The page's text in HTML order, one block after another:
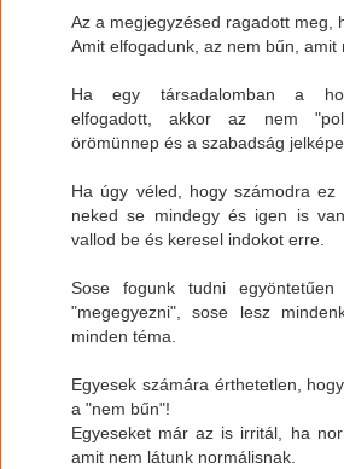
Az a megjegyzésed ragadott meg,
Amit elfogadunk, az nem bűn, amit
Ha egy társadalomban a
elfogadott, akkor az nem
örömünnep és a szabadság jelképe.
Ha úgy véled, hogy számodra ez
neked se mindegy és igen is
vallod be és keresel indokot erre.
Sose fogunk tudni
"megegyezni", sose lesz
minden téma.
Egyesek számára érthetetlen,
a "nem bűn"!
Egyeseket már az is irritál, ha
amit nem látunk normálisnak.